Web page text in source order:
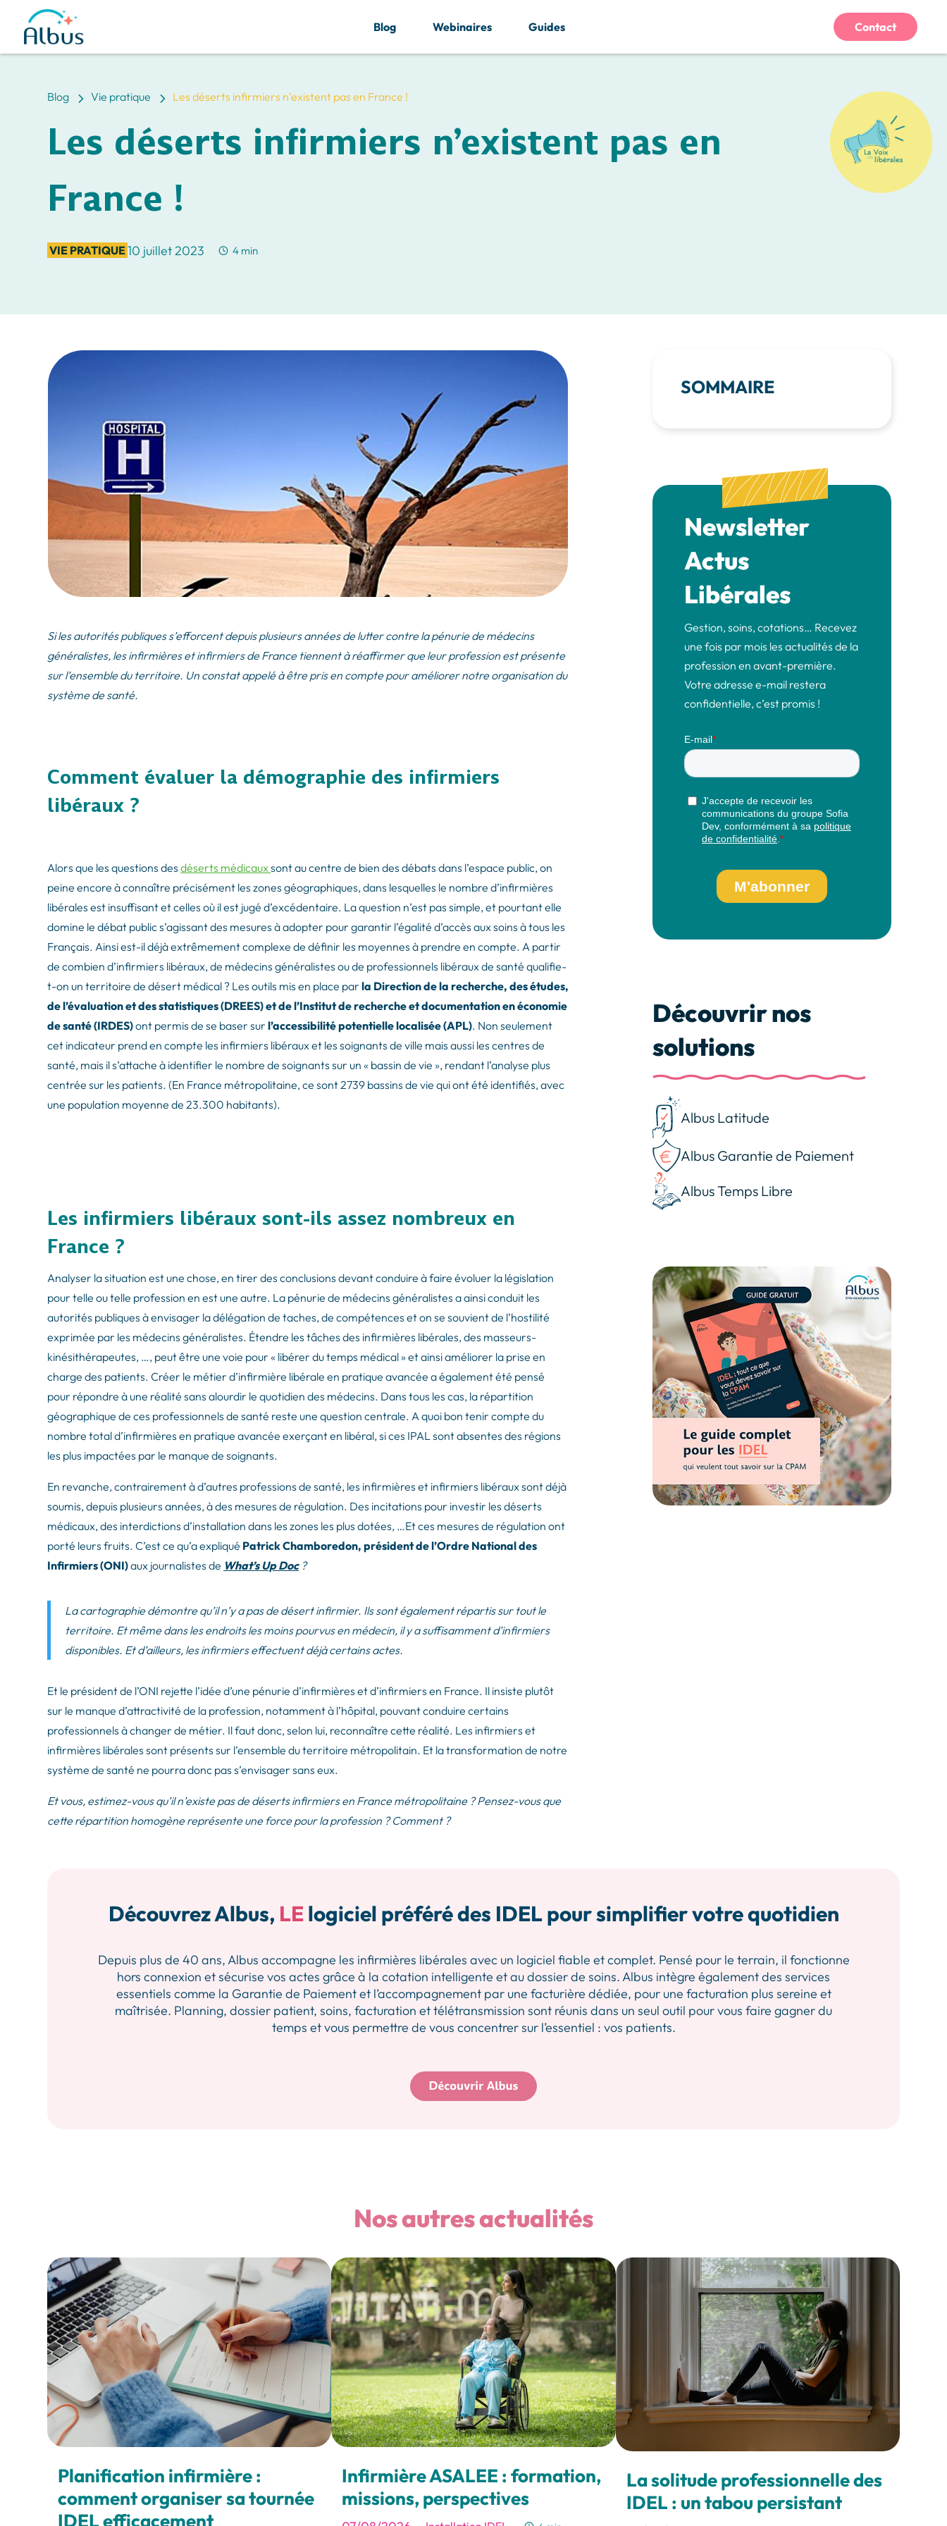
Blog 5 Vie pratique 5 Les déserts infirmiers n’existent pas en France !
Les déserts infirmiers n’existent pas en
France !
VIE PRATIQUE10 juillet 2023 4 min
Si les autorités publiques s’efforcent depuis plusieurs années de lutter contre la pénurie de médecins
généralistes, les infirmières et infirmiers de France tiennent à réaffirmer que leur profession est présente
sur l’ensemble du territoire. Un constat appelé à être pris en compte pour améliorer notre organisation du
système de santé.
Comment évaluer la démographie des infirmiers
libéraux ?
Alors que les questions desdéserts médicauxsont au centre de bien des débats dans l’espace public, on
peine encore à connaître précisément les zones géographiques, dans lesquelles le nombre d’infirmières
libérales est insuffisant et celles où il est jugé d’excédentaire. La question n’est pas simple, et pourtant elle
domine le débat public s’agissant des mesures à adopter pour garantir l’égalité d’accès aux soins à tous les
Français. Ainsi est-il déjà extrêmement complexe de définir les moyennes à prendre en compte. A partir
de combien d’infirmiers libéraux, de médecins généralistes ou de professionnels libéraux de santé qualifie-
t-on un territoire de désert médical ? Les outils mis en place parla Direction de la recherche, des études,
de l’évaluation et des statistiques (DREES) et de l’Institut de recherche et documentation en économie
de santé (IRDES)ont permis de se baser surl’accessibilité potentielle localisée (APL). Non seulement
cet indicateur prend en compte les infirmiers libéraux et les soignants de ville mais aussi les centres de
santé, mais il s’attache à identifier le nombre de soignants sur un « bassin de vie », rendant l’analyse plus
centrée sur les patients. (En France métropolitaine, ce sont 2739 bassins de vie qui ont été identifiés, avec
une population moyenne de 23.300 habitants).
Les infirmiers libéraux sont-ils assez nombreux en
France ?
Analyser la situation est une chose, en tirer des conclusions devant conduire à faire évoluer la législation
pour telle ou telle profession en est une autre. La pénurie de médecins généralistes a ainsi conduit les
autorités publiques à envisager la délégation de taches, de compétences et on se souvient de l’hostilité
exprimée par les médecins généralistes. Étendre les tâches des infirmières libérales, des masseurs-
kinésithérapeutes, …, peut être une voie pour « libérer du temps médical » et ainsi améliorer la prise en
charge des patients. Créer le métier d’infirmière libérale en pratique avancée a également été pensé
pour répondre à une réalité sans alourdir le quotidien des médecins. Dans tous les cas, la répartition
géographique de ces professionnels de santé reste une question centrale. A quoi bon tenir compte du
nombre total d’infirmières en pratique avancée exerçant en libéral, si ces IPAL sont absentes des régions
les plus impactées par le manque de soignants.
En revanche, contrairement à d’autres professions de santé, les infirmières et infirmiers libéraux sont déjà
soumis, depuis plusieurs années, à des mesures de régulation. Des incitations pour investir les déserts
médicaux, des interdictions d’installation dans les zones les plus dotées, …Et ces mesures de régulation ont
porté leurs fruits. C’est ce qu’a expliqué Patrick Chamboredon, président de l’Ordre National des
Infirmiers (ONI)aux journalistes de What’s Up Doc?
La cartographie démontre qu’il n’y a pas de désert infirmier. Ils sont également répartis sur tout le
territoire. Et même dans les endroits les moins pourvus en médecin, il y a suffisamment d’infirmiers
disponibles. Et d’ailleurs, les infirmiers effectuent déjà certains actes.
Et le président de l’ONI rejette l’idée d’une pénurie d’infirmières et d’infirmiers en France. Il insiste plutôt
sur le manque d’attractivité de la profession, notamment à l’hôpital, pouvant conduire certains
professionnels à changer de métier. Il faut donc, selon lui, reconnaître cette réalité. Les infirmiers et
infirmières libérales sont présents sur l’ensemble du territoire métropolitain. Et la transformation de notre
système de santé ne pourra donc pas s’envisager sans eux.
Et vous, estimez-vous qu’il n’existe pas de déserts infirmiers en France métropolitaine ? Pensez-vous que
cette répartition homogène représente une force pour la profession ? Comment ?
SOMMAIRE
Newsletter
Actus
Libérales
Gestion, soins, cotations… Recevez
une fois par mois les actualités de la
profession en avant-première.
Votre adresse e-mail restera
confidentielle, c’est promis !
Découvrir nos
solutions
Albus Latitude
Albus Garantie de Paiement
Albus Temps Libre
Découvrez Albus, LElogiciel préféré des IDEL pour simplifier votre quotidien
Depuis plus de 40 ans, Albus accompagne les infirmières libérales avec un logiciel fiable et complet. Pensé pour le terrain, il fonctionne
hors connexion et sécurise vos actes grâce à la cotation intelligente et au dossier de soins. Albus intègre également des services
essentiels comme la Garantie de Paiement et l’accompagnement par une facturière dédiée, pour une facturation plus sereine et
maîtrisée. Planning, dossier patient, soins, facturation et télétransmission sont réunis dans un seul outil pour vous faire gagner du
temps et vous permettre de vous concentrer sur l’essentiel : vos patients.
Nos autres actualités
Planification infirmière :
comment organiser sa tournée
IDEL efficacement
Infirmière ASALEE : formation,
missions, perspectives
La solitude professionnelle des
IDEL : un tabou persistant
Blog Webinaires Guides Contact